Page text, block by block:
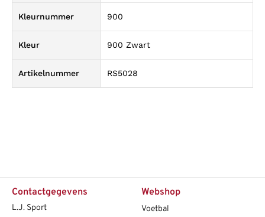
Kleurnummer 900
Kleur 900 Zwart
Artikelnummer RS5028
Contactgegevens
L.J. Sport
Webshop
Voetbal